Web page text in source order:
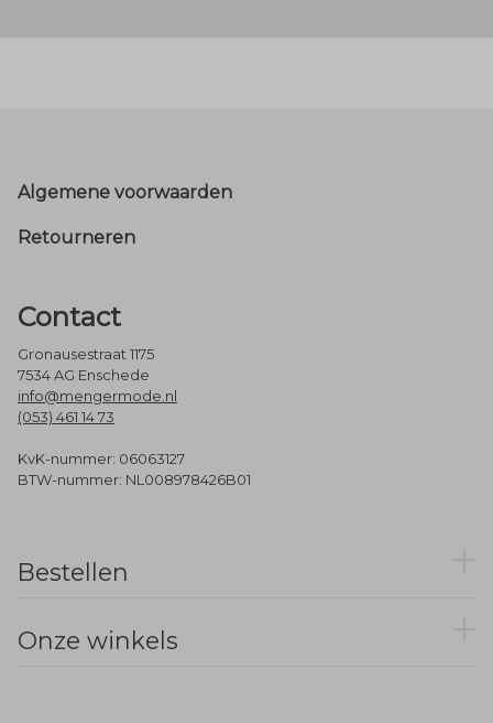
Footer
Algemene voorwaarden
Retourneren
Contact
Gronausestraat 1175
7534 AG Enschede
info@mengermode.nl
(053) 461 14 73
KvK-nummer: 06063127
BTW-nummer: NL008978426B01
Bestellen
Onze winkels